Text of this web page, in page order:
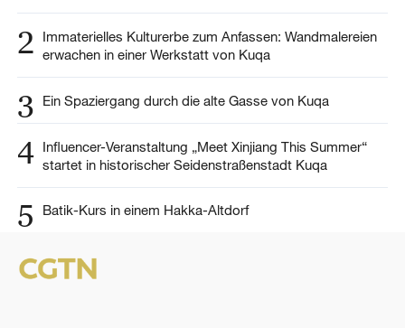
2
Immaterielles Kulturerbe zum Anfassen: Wandmalereien
erwachen in einer Werkstatt von Kuqa
3 Ein Spaziergang durch die alte Gasse von Kuqa
4 Influencer-Veranstaltung „Meet Xinjiang This Summer“
startet in historischer Seidenstraßenstadt Kuqa
5 Batik-Kurs in einem Hakka-Altdorf